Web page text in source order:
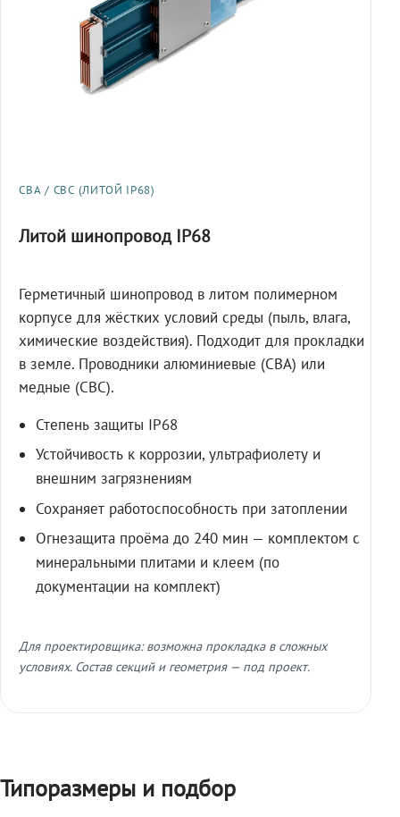
СВА / СВС (ЛИТОЙ IP68)
Литой шинопровод IP68
Герметичный шинопровод в литом полимерном
корпусе для жёстких условий среды (пыль, влага,
химические воздействия). Подходит для прокладки
в земле. Проводники алюминиевые (СВА) или
медные (СВС).
Степень защиты IP68
Устойчивость к коррозии, ультрафиолету и
внешним загрязнениям
Сохраняет работоспособность при затоплении
Огнезащита проёма до 240 мин — комплектом с
минеральными плитами и клеем (по
документации на комплект)
Для проектировщика: возможна прокладка в сложных
условиях. Состав секций и геометрия — под проект.
Типоразмеры и подбор